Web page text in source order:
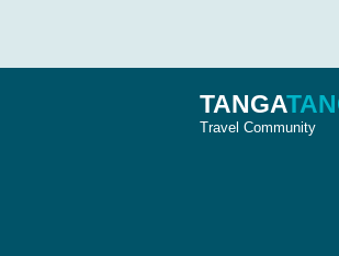
TANGA
Travel Community